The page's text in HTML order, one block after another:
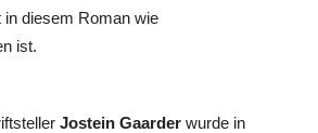
diesem Roman wie
ist.
Jostein Gaarder wurde in